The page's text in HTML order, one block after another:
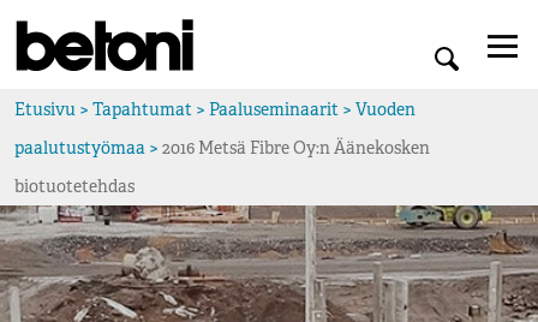
Etusivu > Tapahtumat > Paaluseminaarit > Vuoden
paalutustyömaa > 2016 Metsä Fibre Oy:n Äänekosken
biotuotetehdas